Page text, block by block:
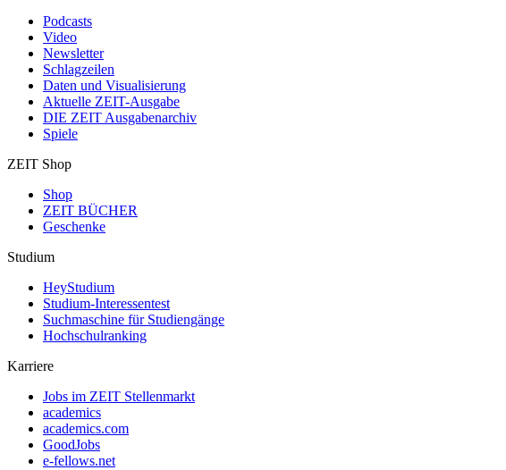
Podcasts
Video
Newsletter
Schlagzeilen
Daten und Visualisierung
Aktuelle ZEIT-Ausgabe
DIE ZEIT Ausgabenarchiv
Spiele
ZEIT Shop
Shop
ZEIT BÜCHER
Geschenke
Studium
HeyStudium
Studium-Interessentest
Suchmaschine für Studiengänge
Hochschulranking
Karriere
Jobs im ZEIT Stellenmarkt
academics
academics.com
GoodJobs
e-fellows.net